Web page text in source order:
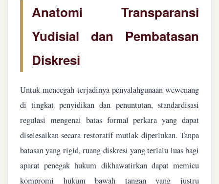
Anatomi Transparansi
Yudisial dan Pembatasan
Diskresi
Untuk mencegah terjadinya penyalahgunaan wewenang
di tingkat penyidikan dan penuntutan, standardisasi
regulasi mengenai batas formal perkara yang dapat
diselesaikan secara restoratif mutlak diperlukan. Tanpa
batasan yang rigid, ruang diskresi yang terlalu luas bagi
aparat penegak hukum dikhawatirkan dapat memicu
kompromi hukum bawah tangan yang justru